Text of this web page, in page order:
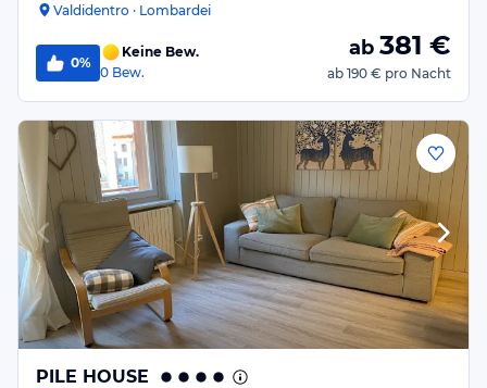
Valdidentro · Lombardei
0%
Keine Bew.
0 Bew.
ab 381 €
ab 190 € pro Nacht
PILE HOUSE